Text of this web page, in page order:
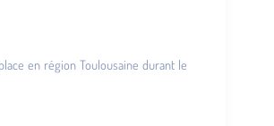
en région Toulousaine durant le